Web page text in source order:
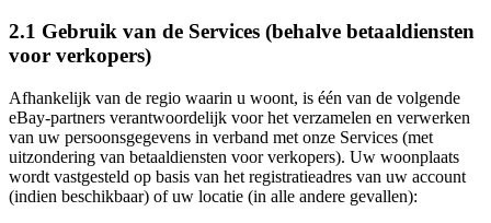
2.1 Gebruik van de Services (behalve betaaldiensten
voor verkopers)
Afhankelijk van de regio waarin u woont, is één van de volgende
eBay-partners verantwoordelijk voor het verzamelen en verwerken
van uw persoonsgegevens in verband met onze Services (met
uitzondering van betaaldiensten voor verkopers). Uw woonplaats
wordt vastgesteld op basis van het registratieadres van uw account
(indien beschikbaar) of uw locatie (in alle andere gevallen):